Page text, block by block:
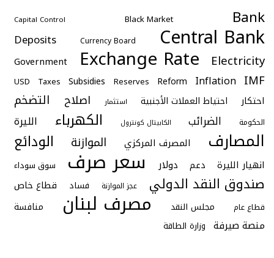
Bank
Black Market
Capital Control
Central Bank
Currency Board
Deposits
Electricity
Exchange Rate
Government
IMF
Inflation
Reform
Reserves
Subsidies
Taxes
USD
احتكار احتياط العملات الأجنبية استثمار اصلاح التضخم
الحكومة الضرائب الكابيتال كونترول الكهرباء الليرة
المصارف المصرف المركزي الموازنة الودائع
انهيار الليرة دعم دولار سعر صرف سوق سوداء
صندوق النقد الدولي عجز الموازنة فساد قطاع خاص
قطاع عام مجلس النقد مصرف لبنان منافسة
منصة صيرفة وزارة الطاقة